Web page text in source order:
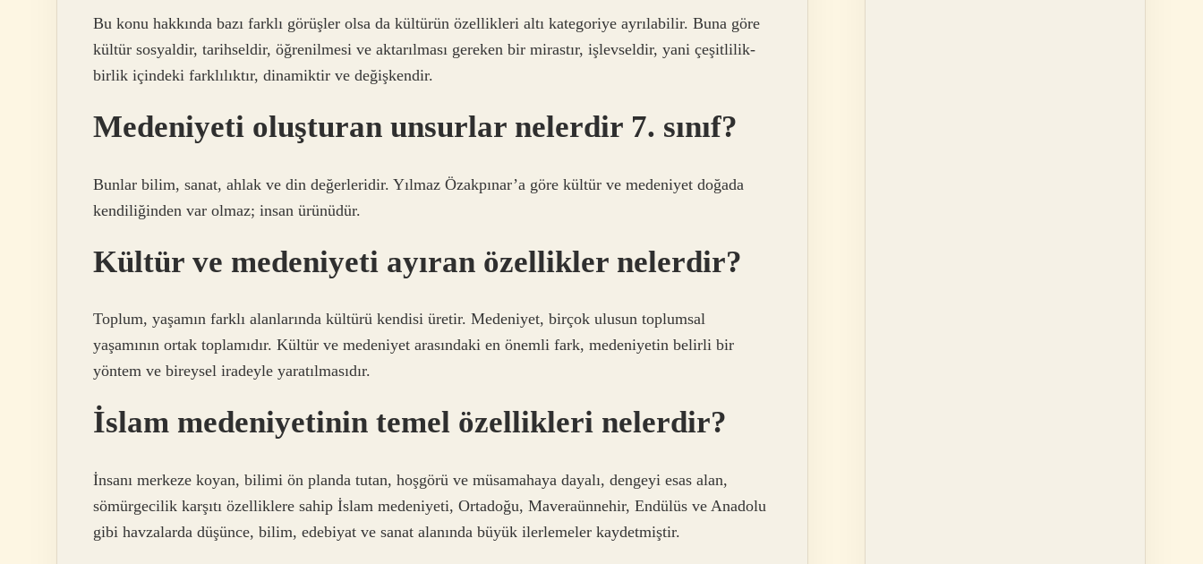
Bu konu hakkında bazı farklı görüşler olsa da kültürün özellikleri altı kategoriye ayrılabilir. Buna göre
kültür sosyaldir, tarihseldir, öğrenilmesi ve aktarılması gereken bir mirastır, işlevseldir, yani çeşitlilik-
birlik içindeki farklılıktır, dinamiktir ve değişkendir.
Medeniyeti oluşturan unsurlar nelerdir 7. sınıf?
Bunlar bilim, sanat, ahlak ve din değerleridir. Yılmaz Özakpınar’a göre kültür ve medeniyet doğada
kendiliğinden var olmaz; insan ürünüdür.
Kültür ve medeniyeti ayıran özellikler nelerdir?
Toplum, yaşamın farklı alanlarında kültürü kendisi üretir. Medeniyet, birçok ulusun toplumsal
yaşamının ortak toplamıdır. Kültür ve medeniyet arasındaki en önemli fark, medeniyetin belirli bir
yöntem ve bireysel iradeyle yaratılmasıdır.
İslam medeniyetinin temel özellikleri nelerdir?
İnsanı merkeze koyan, bilimi ön planda tutan, hoşgörü ve müsamahaya dayalı, dengeyi esas alan,
sömürgecilik karşıtı özelliklere sahip İslam medeniyeti, Ortadoğu, Maveraünnehir, Endülüs ve Anadolu
gibi havzalarda düşünce, bilim, edebiyat ve sanat alanında büyük ilerlemeler kaydetmiştir.